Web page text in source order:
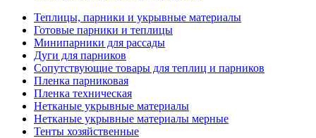
Теплицы, парники и укрывные материалы
Готовые парники и теплицы
Минипарники для рассады
Дуги для парников
Сопутствующие товары для теплиц и парников
Пленка парниковая
Пленка техническая
Нетканые укрывные материалы
Нетканые укрывные материалы мерные
Тенты хозяйственные